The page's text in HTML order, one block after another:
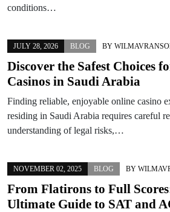
conditions…
JULY 28, 2026 BLOG BY
Discover the Safest Choices
Casinos in Saudi Arabia
Finding reliable, enjoyable online casino
residing in Saudi Arabia requires careful
understanding of legal risks,…
NOVEMBER 02, 2025 BLOG BY
From Flatirons to Full
Ultimate Guide to SAT and